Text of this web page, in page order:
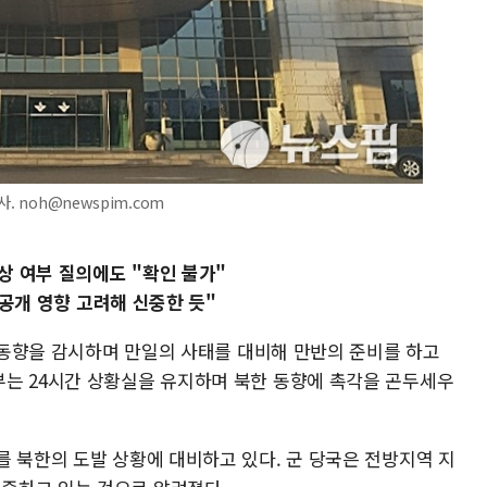
사. noh@newspim.com
여부 질의에도 "확인 불가"
영향 고려해 신중한 듯"
을 감시하며 만일의 사태를 대비해 만반의 준비를 하고
24시간 상황실을 유지하며 북한 동향에 촉각을 곤두세우
북한의 도발 상황에 대비하고 있다. 군 당국은 전방지역 지